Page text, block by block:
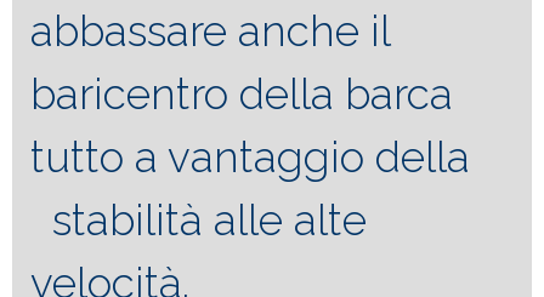
abbassare anche il
baricentro della barca
tutto a vantaggio della
stabilità alle alte
velocità.